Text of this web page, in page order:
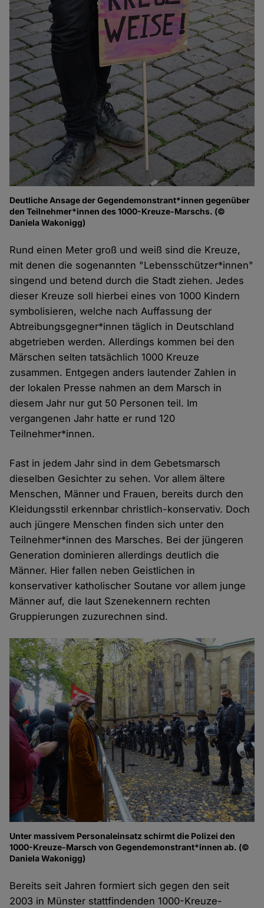
Deutliche Ansage der Gegendemonstrant*innen gegenüber
den Teilnehmer*innen des 1000-Kreuze-Marschs. (©
Daniela Wakonigg)
Rund einen Meter groß und weiß sind die Kreuze,
mit denen die sogenannten "Lebensschützer*innen"
singend und betend durch die Stadt ziehen. Jedes
dieser Kreuze soll hierbei eines von 1000 Kindern
symbolisieren, welche nach Auffassung der
Abtreibungsgegner*innen täglich in Deutschland
abgetrieben werden. Allerdings kommen bei den
Märschen selten tatsächlich 1000 Kreuze
zusammen. Entgegen anders lautender Zahlen in
der lokalen Presse nahmen an dem Marsch in
diesem Jahr nur gut 50 Personen teil. Im
vergangenen Jahr hatte er rund 120
Teilnehmer*innen.
Fast in jedem Jahr sind in dem Gebetsmarsch
dieselben Gesichter zu sehen. Vor allem ältere
Menschen, Männer und Frauen, bereits durch den
Kleidungsstil erkennbar christlich-konservativ. Doch
auch jüngere Menschen finden sich unter den
Teilnehmer*innen des Marsches. Bei der jüngeren
Generation dominieren allerdings deutlich die
Männer. Hier fallen neben Geistlichen in
konservativer katholischer Soutane vor allem junge
Männer auf, die laut Szenekennern rechten
Gruppierungen zuzurechnen sind.
Unter massivem Personaleinsatz schirmt die Polizei den
1000-Kreuze-Marsch von Gegendemonstrant*innen ab. (©
Daniela Wakonigg)
Bereits seit Jahren formiert sich gegen den seit
2003 in Münster stattfindenden 1000-Kreuze-